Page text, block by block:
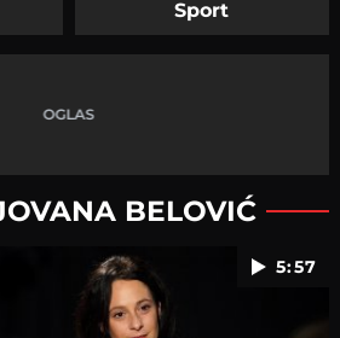
Sport
BELOVIĆ
5:57